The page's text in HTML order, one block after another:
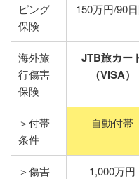
ピング
保険
150万円/90
海外旅
行傷害
保険
JTB旅カー
（VISA）
＞付帯
条件
自動付帯
＞傷害
1,000万円